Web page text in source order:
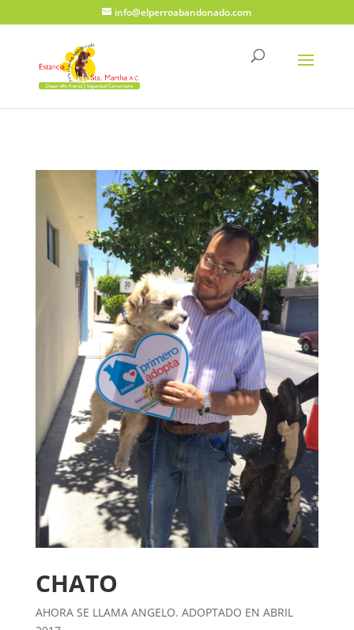
info@elperroabandonado.com
CHATO
AHORA SE LLAMA ANGELO. ADOPTADO EN ABRIL